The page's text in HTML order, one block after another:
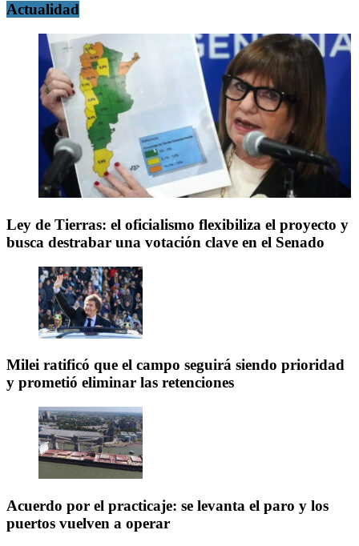
Actualidad
Ley de Tierras: el oficialismo flexibiliza el proyecto y
busca destrabar una votación clave en el Senado
Milei ratificó que el campo seguirá siendo prioridad
y prometió eliminar las retenciones
Acuerdo por el practicaje: se levanta el paro y los
puertos vuelven a operar